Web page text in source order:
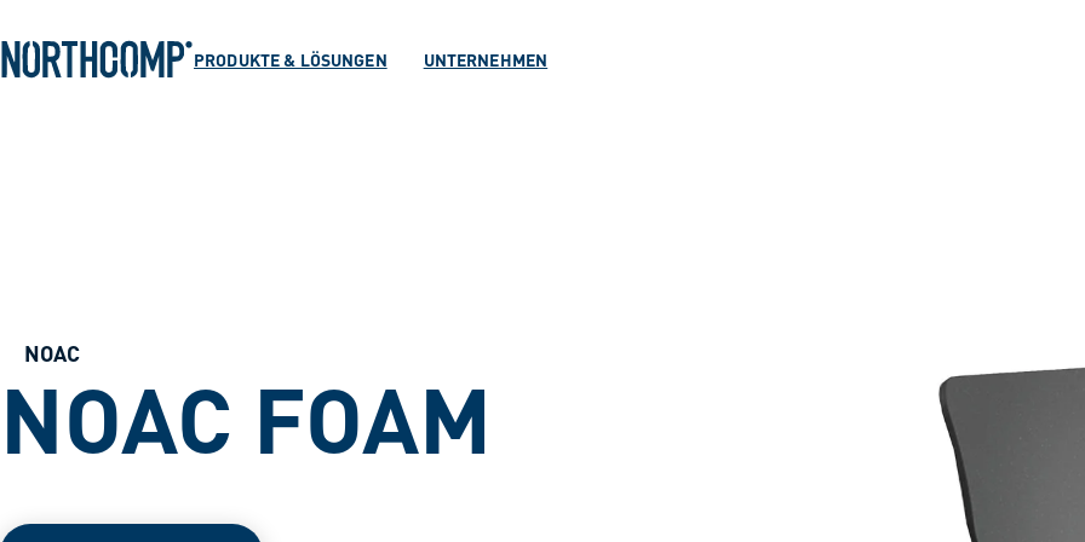
Zur Navigation springen
PRODUKTE & LÖSUNGEN UNTERNEHMEN
NOAC
NOAC FOAM